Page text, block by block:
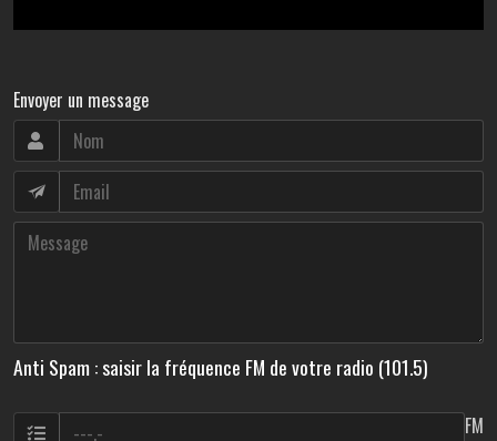
Envoyer un message
Anti Spam : saisir la fréquence FM de votre radio (101.5)
FM